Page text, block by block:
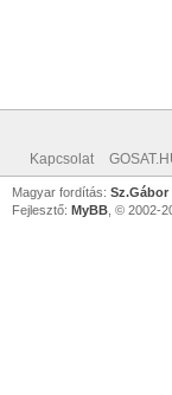
Kapcsolat
Magyar fordítás: Sz.Gábor
Fejlesztő: MyBB , © 2002-